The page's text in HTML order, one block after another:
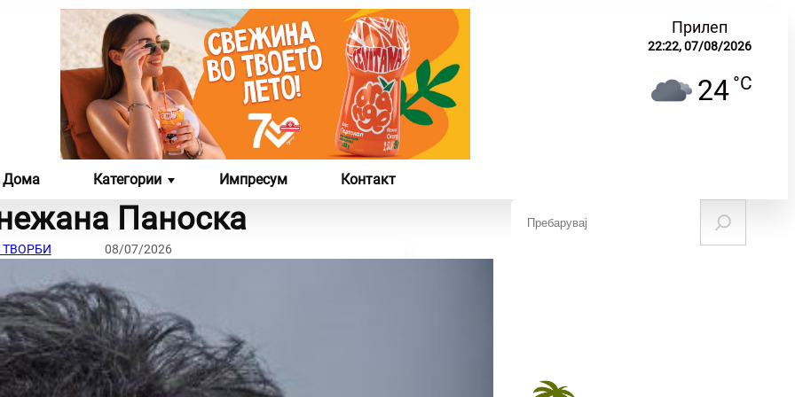
Прилеп
22:22,07/08/2026
24 °C
Дома Категории
ЛИКОВНА И ФОТО
УМЕТНОСТ
ЛИКОВНИ ДЕЛА
Импресум Контакт
Паноска
08/07/2026